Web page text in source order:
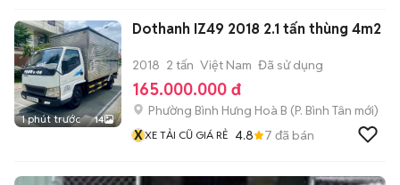
1 phút trước 14
Dothanh IZ49 2018 2.1 tấn thùng 4m2
2018 2 tấn Việt Nam Đã sử dụng
165.000.000 đ
Phường Bình Hưng Hoà B (P. Bình Tân mới)
XXE TẢI CŨ GIÁ RẺ 4.8 7 đã bán